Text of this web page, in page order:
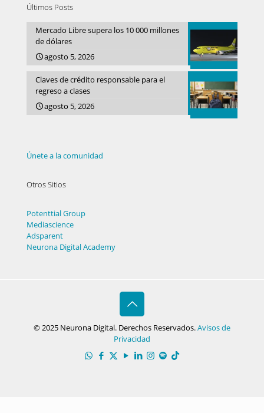
Últimos Posts
Mercado Libre supera los 10 000 millones
de dólares
agosto 5, 2026
Claves de crédito responsable para el
regreso a clases
agosto 5, 2026
Únete a la comunidad
Otros Sitios
Potenttial Group
Mediascience
Adsparent
Neurona Digital Academy
© 2025 Neurona Digital. Derechos Reservados.Avisos de
Privacidad